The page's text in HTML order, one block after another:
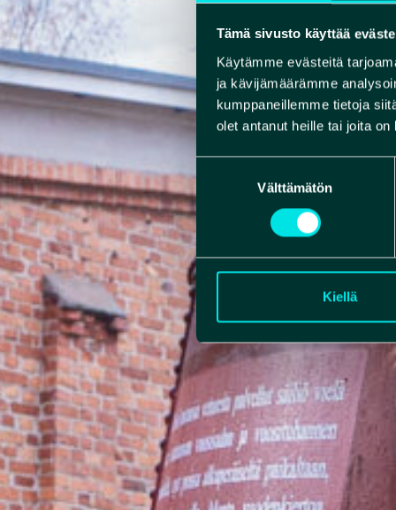
Tämä sivusto käyttää
Käytämme evästeitä
ja kävijämäärämme
kumppaneillemme tietoja
olet antanut heille tai joita
Välttämätön
Kiellä